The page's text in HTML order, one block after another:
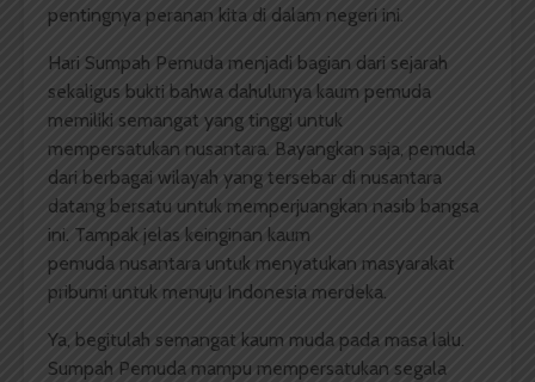
pentingnya peranan kita di dalam negeri ini.
Hari Sumpah Pemuda menjadi bagian dari sejarah
sekaligus bukti bahwa dahulunya kaum pemuda
memiliki semangat yang tinggi untuk
mempersatukan nusantara. Bayangkan saja, pemuda
dari berbagai wilayah yang tersebar di nusantara
datang bersatu untuk memperjuangkan nasib bangsa
ini. Tampak jelas keinginan kaum
pemuda nusantara untuk menyatukan masyarakat
pribumi untuk menuju Indonesia merdeka.
Ya, begitulah semangat kaum muda pada masa lalu.
Sumpah Pemuda mampu mempersatukan segala